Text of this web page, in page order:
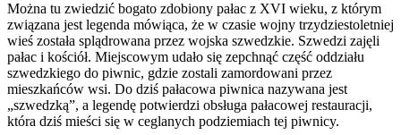
Można tu zwiedzić bogato zdobiony pałac z XVI wieku, z którym
związana jest legenda mówiąca, że w czasie wojny trzydziestoletniej
wieś została splądrowana przez wojska szwedzkie. Szwedzi zajęli
pałac i kościół. Miejscowym udało się zepchnąć część oddziału
szwedzkiego do piwnic, gdzie zostali zamordowani przez
mieszkańców wsi. Do dziś pałacowa piwnica nazywana jest
„szwedzką”, a legendę potwierdzi obsługa pałacowej restauracji,
która dziś mieści się w ceglanych podziemiach tej piwnicy.